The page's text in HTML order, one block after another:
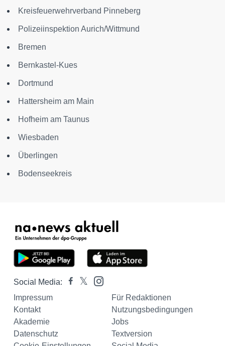
Kreisfeuerwehrverband Pinneberg
Polizeiinspektion Aurich/Wittmund
Bremen
Bernkastel-Kues
Dortmund
Hattersheim am Main
Hofheim am Taunus
Wiesbaden
Überlingen
Bodenseekreis
Social Media:
Impressum
Für Redaktionen
Kontakt
Nutzungsbedingungen
Akademie
Jobs
Datenschutz
Textversion